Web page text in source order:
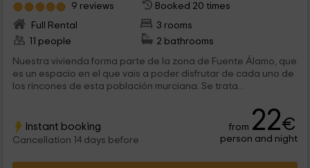
9 reviews
Booked 20 times
Full Rental
3 rooms
11 people
2 bathrooms
Nuestra vivienda forma parte de la zona de Fuente Álamo, que
es un espacio en el que vais a poder disfrutar de cada uno de
los rincones de esta población murciana. Se trata...
Instant booking
Cancellation 14 days before
from 22€
person and night